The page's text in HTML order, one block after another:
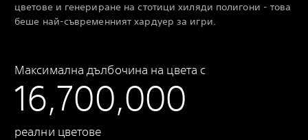
цветове и генериране на стотици хиляди полигони - това
беше най-съвременният хардуер за игри.
Максимална дълбочина на цвета с
16,700,000
реални цветове